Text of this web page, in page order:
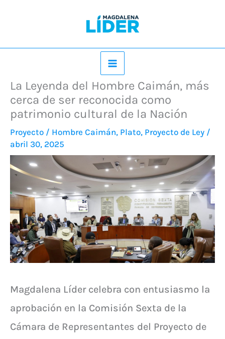
La Leyenda del Hombre Caimán, más
cerca de ser reconocida como
patrimonio cultural de la Nación
Proyecto / Hombre Caimán, Plato, Proyecto de Ley /
abril 30, 2025
Magdalena Líder celebra con entusiasmo la
aprobación en la Comisión Sexta de la
Cámara de Representantes del Proyecto de